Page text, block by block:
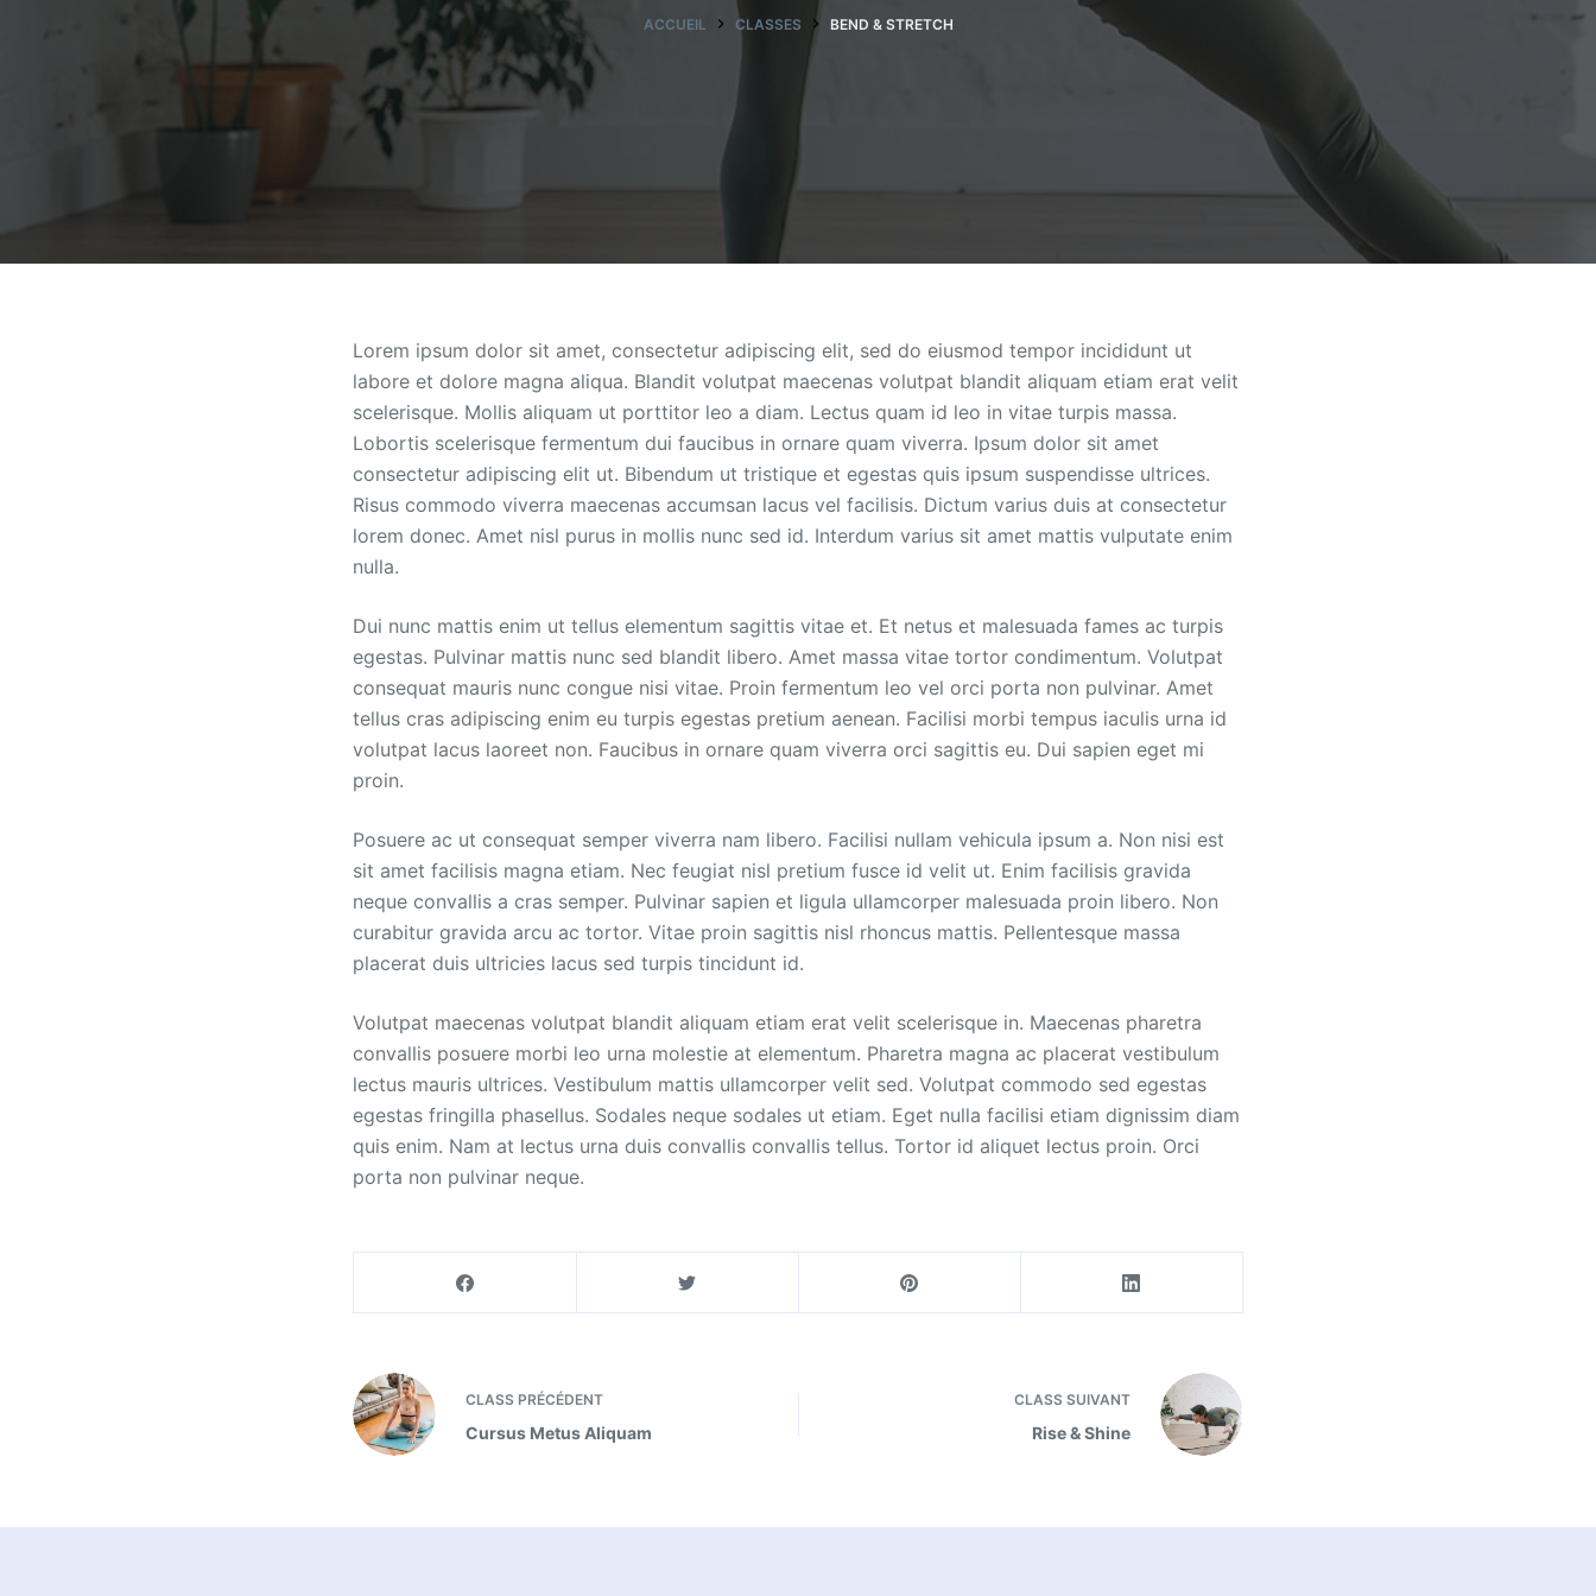
ACCUEIL CLASSES BEND & STRETCH
Lorem ipsum dolor sit amet, consectetur adipiscing elit, sed do eiusmod tempor incididunt ut
labore et dolore magna aliqua. Blandit volutpat maecenas volutpat blandit aliquam etiam erat velit
scelerisque. Mollis aliquam ut porttitor leo a diam. Lectus quam id leo in vitae turpis massa.
Lobortis scelerisque fermentum dui faucibus in ornare quam viverra. Ipsum dolor sit amet
consectetur adipiscing elit ut. Bibendum ut tristique et egestas quis ipsum suspendisse ultrices.
Risus commodo viverra maecenas accumsan lacus vel facilisis. Dictum varius duis at consectetur
lorem donec. Amet nisl purus in mollis nunc sed id. Interdum varius sit amet mattis vulputate enim
nulla.
Dui nunc mattis enim ut tellus elementum sagittis vitae et. Et netus et malesuada fames ac turpis
egestas. Pulvinar mattis nunc sed blandit libero. Amet massa vitae tortor condimentum. Volutpat
consequat mauris nunc congue nisi vitae. Proin fermentum leo vel orci porta non pulvinar. Amet
tellus cras adipiscing enim eu turpis egestas pretium aenean. Facilisi morbi tempus iaculis urna id
volutpat lacus laoreet non. Faucibus in ornare quam viverra orci sagittis eu. Dui sapien eget mi
proin.
Posuere ac ut consequat semper viverra nam libero. Facilisi nullam vehicula ipsum a. Non nisi est
sit amet facilisis magna etiam. Nec feugiat nisl pretium fusce id velit ut. Enim facilisis gravida
neque convallis a cras semper. Pulvinar sapien et ligula ullamcorper malesuada proin libero. Non
curabitur gravida arcu ac tortor. Vitae proin sagittis nisl rhoncus mattis. Pellentesque massa
placerat duis ultricies lacus sed turpis tincidunt id.
Volutpat maecenas volutpat blandit aliquam etiam erat velit scelerisque in. Maecenas pharetra
convallis posuere morbi leo urna molestie at elementum. Pharetra magna ac placerat vestibulum
lectus mauris ultrices. Vestibulum mattis ullamcorper velit sed. Volutpat commodo sed egestas
egestas fringilla phasellus. Sodales neque sodales ut etiam. Eget nulla facilisi etiam dignissim diam
quis enim. Nam at lectus urna duis convallis convallis tellus. Tortor id aliquet lectus proin. Orci
porta non pulvinar neque.
CLASS PRÉCÉDENT
Cursus Metus Aliquam
CLASS SUIVANT
Rise & Shine